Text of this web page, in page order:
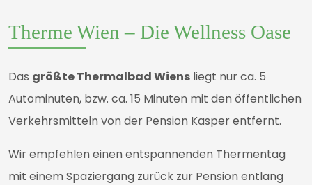
Therme Wien – Die Wellness Oase
Das größte Thermalbad Wiens liegt nur ca. 5
Autominuten, bzw. ca. 15 Minuten mit den öffentlichen
Verkehrsmitteln von der Pension Kasper entfernt.
Wir empfehlen einen entspannenden Thermentag
mit einem Spaziergang zurück zur Pension entlang